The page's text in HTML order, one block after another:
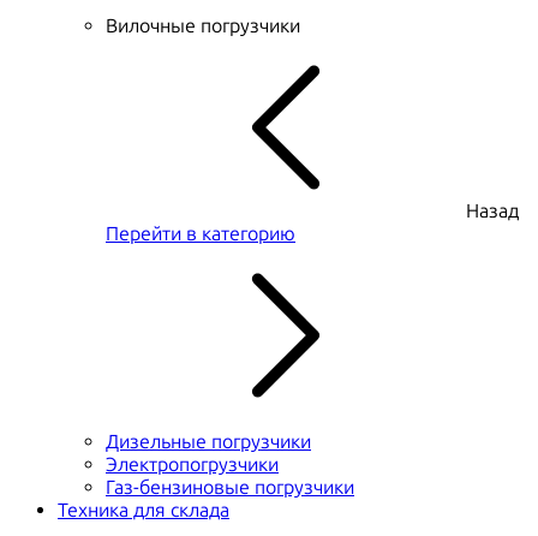
Вилочные погрузчики
Назад
Перейти в категорию
Дизельные погрузчики
Электропогрузчики
Газ-бензиновые погрузчики
Техника для склада